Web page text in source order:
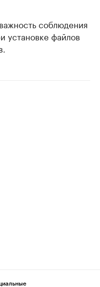
соблюдения
установке файлов